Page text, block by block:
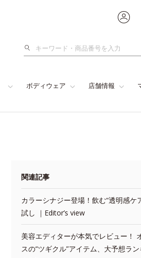
検
ボディウェア 店舗情報
関連記事
カラーシナジー登場！飲む“透明感ケ
試し ｜Editor’s view
美容エディターが本気でレビュー！
スの“ツギクル”アイテム、大予想ラ